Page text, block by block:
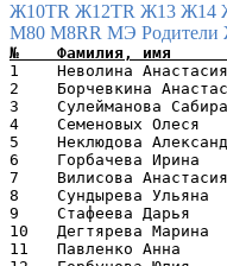
Ж10TR Ж12TR Ж13 Ж14
М80 М8RR МЭ
1    Неволина
2    Борчевкина
3    Сулейманова
4    Семеновых
5    Неклюдова
6    Горбачева
7    Вилисова
8    Сундырева
9    Стафеева
10   Дегтярева
11   Павленко